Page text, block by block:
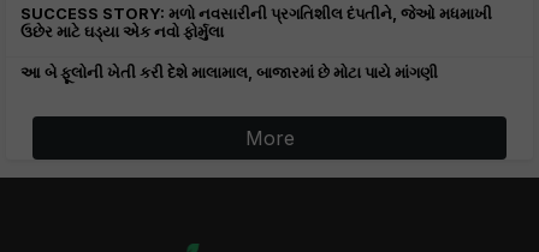
SUCCESS STORY: મળો નવસારીની પ્રગતિશીલ દંપતીને, જેઓ મધમાખી
ઉછેર માટે ઘડ્યા એક નવો ફોર્મુલા
આ બે ફૂલોની ખેતી કરી દેશે માલામાલ, બાજારમાં છે મોટા પાયે માંગણી
More